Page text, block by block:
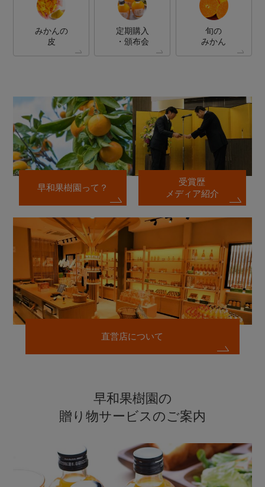
みかんの
皮
定期購入
・頒布会
旬の
みかん
早和果樹園って？
受賞歴
メディア紹介
直営店について
早和果樹園の
贈り物サービスのご案内